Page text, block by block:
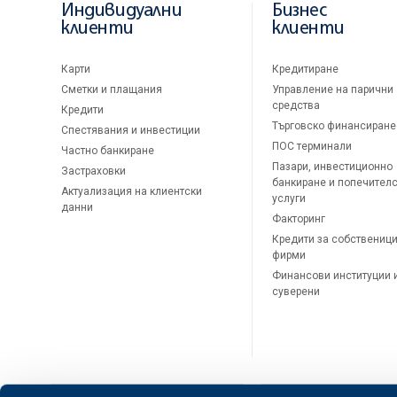
Индивидуални
клиенти
Карти
Сметки и плащания
Кредити
Спестявания и инвестиции
Частно банкиране
Застраховки
Актуализация на клиентски
данни
Бизнес
клиенти
Кредитиране
Управление на парични
средства
Търговско финансиране
ПОС терминали
Пазари, инвестиционно
банкиране и
услуги
Факторинг
Кредити за
фирми
Финансови институции
суверени